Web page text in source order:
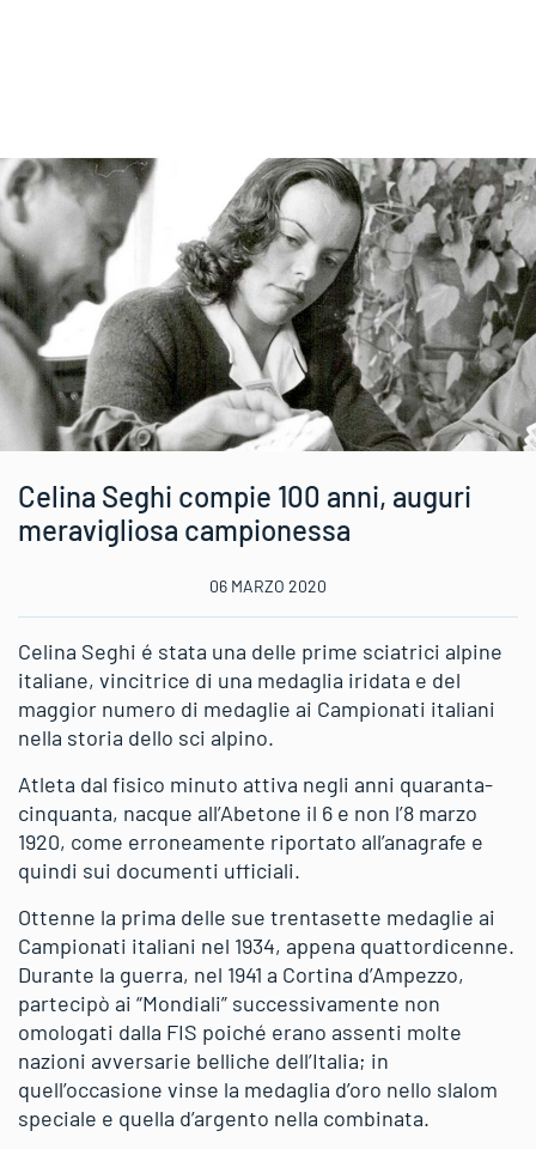
Celina Seghi compie 100 anni, auguri
meravigliosa campionessa
06 MARZO 2020
Celina Seghi é stata una delle prime sciatrici alpine
italiane, vincitrice di una medaglia iridata e del
maggior numero di medaglie ai Campionati italiani
nella storia dello sci alpino.
Atleta dal fisico minuto attiva negli anni quaranta-
cinquanta, nacque all’Abetone il 6 e non l’8 marzo
1920, come erroneamente riportato all’anagrafe e
quindi sui documenti ufficiali.
Ottenne la prima delle sue trentasette medaglie ai
Campionati italiani nel 1934, appena quattordicenne.
Durante la guerra, nel 1941 a Cortina d’Ampezzo,
partecipò ai “Mondiali” successivamente non
omologati dalla FIS poiché erano assenti molte
nazioni avversarie belliche dell’Italia; in
quell’occasione vinse la medaglia d’oro nello slalom
speciale e quella d’argento nella combinata.